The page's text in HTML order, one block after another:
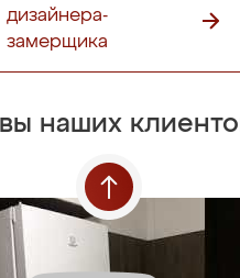
дизайнера-
замерщика
наших